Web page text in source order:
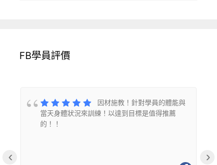
FB學員評價
因材施教！針對學員的體能與
當天身體狀況來訓練！以達到目標是值得推薦
的！！
‹ ›